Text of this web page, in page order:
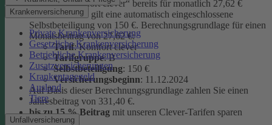
Krankenversicherung
Private Krankenversicherung
Gesetzliche Krankenversicherung
Betriebliche Krankenversicherung
Zusatzversicherungen
Krankentagegeld
Ausland
Tiere
Unfallversicherung
Variante „Komfort clever“ bereits für monatlich 27,62 €
abschließen. Es gilt eine automatisch eingeschlossene
Selbstbeteiligung von 150 €. Berechnungsgrundlage für einen
Monatsbeitrag von 27,62 €:
Tarif: Komfort clever
Tarifgruppe: B
Selbstbeteiligung: 150 €
Versicherungsbeginn: 11.12.2024
Auf Basis dieser Berechnungsgrundlage zahlen Sie einen
Jahresbeitrag von 331,40 €.
bis zu 15 % Beitrag mit unseren Clever-Tarifen sparen